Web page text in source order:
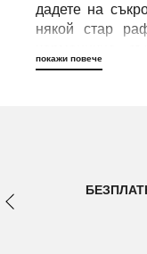
дадете на
някой стар
хармонично
купите
любими
заслужават!
покажи повече